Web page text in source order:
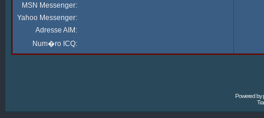
MSN Messenger:
Yahoo Messenger:
Adresse AIM:
Num�ro ICQ:
Powered by